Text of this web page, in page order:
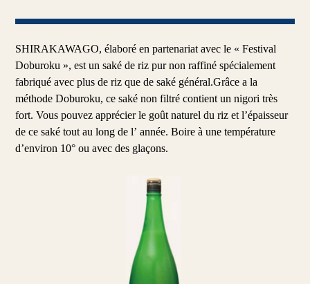
SHIRAKAWAGO, élaboré en partenariat avec le « Festival
Doburoku », est un saké de riz pur non raffiné spécialement
fabriqué avec plus de riz que de saké général.Grâce a la
méthode Doburoku, ce saké non filtré contient un nigori très
fort. Vous pouvez apprécier le goût naturel du riz et l’épaisseur
de ce saké tout au long de lʼ année. Boire à une température
d’environ 10° ou avec des glaçons.